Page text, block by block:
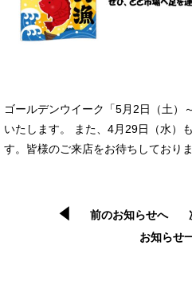
ゴールデンウイーク「5月2日（土）
いたします。 また、4月29日（水）
す。皆様のご来店をお待ちしておりま
前のお知らせへ
お知らせ